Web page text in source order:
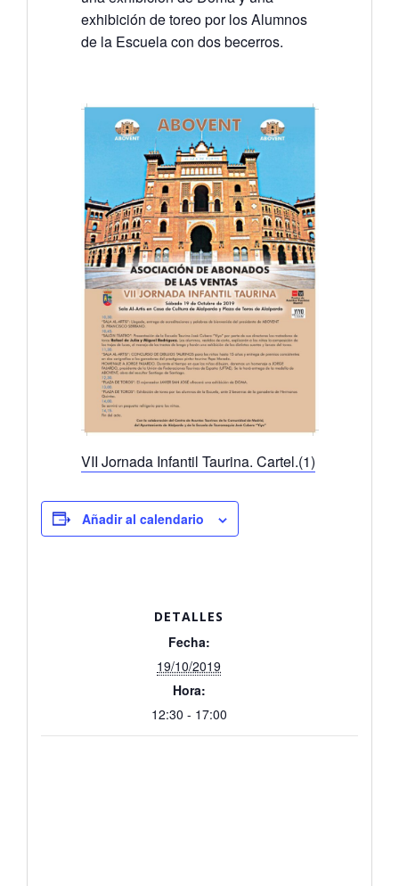
exhibición de toreo por los Alumnos
de la Escuela con dos becerros.
VII Jornada Infantil Taurina. Cartel.(1)
Añadir al calendario
DETALLES
Fecha:
19/10/2019
Hora:
12:30 - 17:00